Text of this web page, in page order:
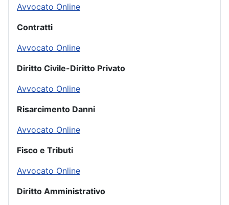
Avvocato Online
Contratti
Avvocato Online
Diritto Civile-Diritto Privato
Avvocato Online
Risarcimento Danni
Avvocato Online
Fisco e Tributi
Avvocato Online
Diritto Amministrativo